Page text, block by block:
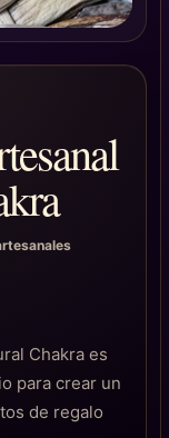
Chakra es
para crear un
de regalo